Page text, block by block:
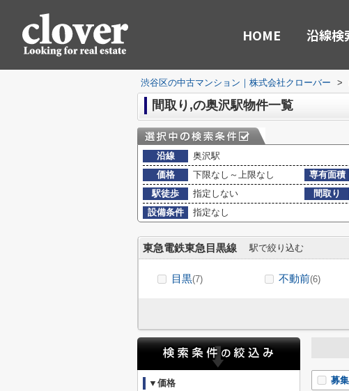
HOME 沿線検
渋谷区の中古マンション｜株式会社クローバー >
間取り,の奥沢駅物件一覧
沿線
奥沢駅
価格
下限なし～上限なし 専有面積
駅徒歩
指定しない
間取り
設備条件
指定なし
東急電鉄東急目黒線 駅で絞り込む
目黒(7) 不動前(6)
募
▼価格